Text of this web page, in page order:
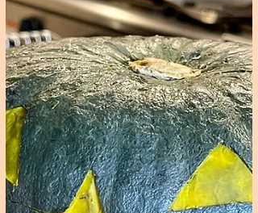
2024年11月3日
寺子屋 / 大田区 地域力応援基金助成事業
2024/11/3 寺子屋🏠はじめての
ボイストレーニング♬【いちごハ
ウスに集まろう！】
令和6年度大田区地域力応援基金助成事業
「いちごハウスに集まろう！」プロジェク
ト 寺子屋🏠はじめてのボイストレーニン
グ♬が無事終了しました😊 お勉強の様子
😊 粘土あそび🏰 お昼はまる徳キッチンさ